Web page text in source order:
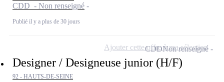
CDD - Non renseigné
Publié il y a plus de 30 jours
Designer / Designeuse junior (H/F)
92 - HAUTS-DE-SEINE
CDDNon renseigné
Ajouter cette offre à ma sélection